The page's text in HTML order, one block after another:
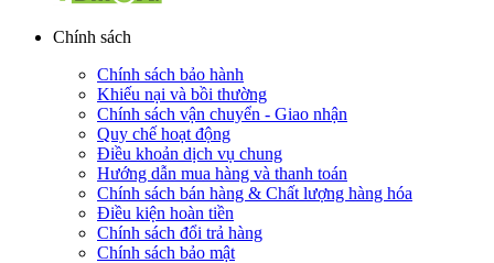
Chính sách
Chính sách bảo hành
Khiếu nại và bồi thường
Chính sách vận chuyển - Giao nhận
Quy chế hoạt động
Điều khoản dịch vụ chung
Hướng dẫn mua hàng và thanh toán
Chính sách bán hàng & Chất lượng hàng hóa
Điều kiện hoàn tiền
Chính sách đổi trả hàng
Chính sách bảo mật